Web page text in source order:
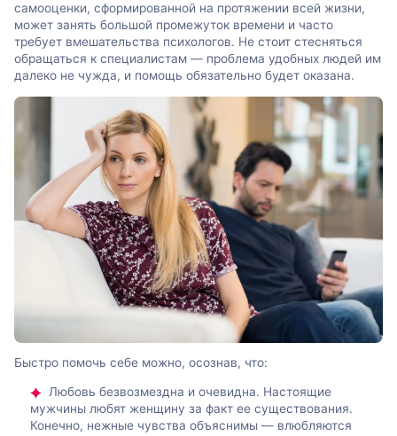
самооценки, сформированной на протяжении всей жизни,
может занять большой промежуток времени и часто
требует вмешательства психологов. Не стоит стесняться
обращаться к специалистам — проблема удобных людей им
далеко не чужда, и помощь обязательно будет оказана.
Быстро помочь себе можно, осознав, что:
Любовь безвозмездна и очевидна. Настоящие
мужчины любят женщину за факт ее существования.
Конечно, нежные чувства объяснимы — влюбляются